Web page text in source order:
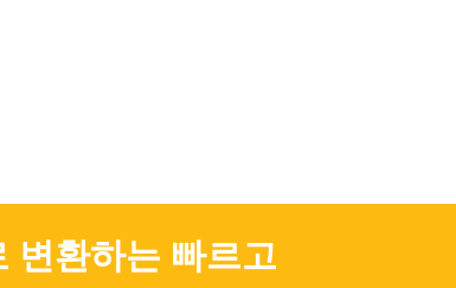
환하는 빠르고